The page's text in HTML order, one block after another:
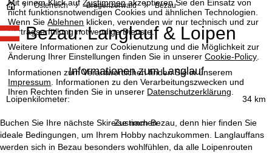
Mit einem Klick aufZustimmenakzeptieren Sie den Einsatz von
nicht funktionsnotwendigen Cookies und ähnlichen Technologien.
Wenn SieAblehnen klicken, verwenden wir nur technisch und zur
Vertragserfüllung notwendige Dienste.
Weitere Informationen zur Cookienutzung und die Möglichkeit zur
Änderung Ihrer Einstellungen finden Sie in unsererCookie-Policy
Informationen zum Verantwortlichen finden Sie in unserem
Impressum . Informationen zu den Verarbeitungszwecken und
Ihren Rechten finden Sie in unserer Datenschutzerklärung
Zustimmen
S
t
a
r
t
Österreich Bregenzerwald Bezau
Bezau: Langlauf & Loipen
Informationen zum Langlauf
34 km
Loipenkilometer:
Buchen Sie Ihre nächste Skireise nach Bezau, denn hier finden Sie
ideale Bedingungen, um Ihrem Hobby nachzukommen. Langlauffans
werden sich in Bezau besonders wohlfühlen, da alle Loipenrouten